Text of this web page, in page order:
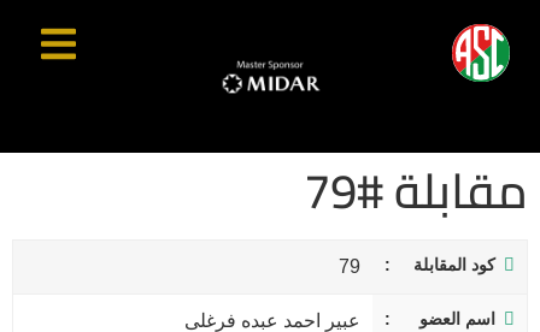
مقابلة #79
كود المقابلة 79
اسم العضو عبير احمد عبده فرغلى